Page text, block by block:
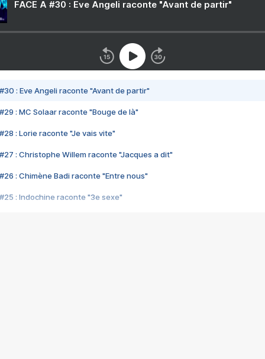
FACE A #30 : Eve Angeli raconte "Avant de partir"
#30 : Eve Angeli raconte "Avant de partir"
#29 : MC Solaar raconte "Bouge de là"
#28 : Lorie raconte "Je vais vite"
#27 : Christophe Willem raconte "Jacques a dit"
#26 : Chimène Badi raconte "Entre nous"
#25 : Indochine raconte "3e sexe"